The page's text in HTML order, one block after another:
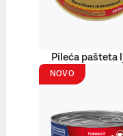
Pileća pašteta
NOVO